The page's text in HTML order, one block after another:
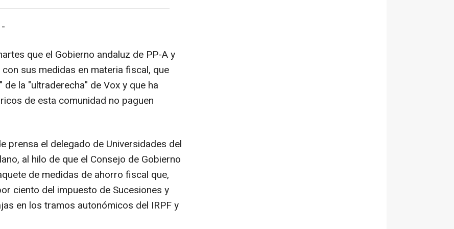
que el Gobierno andaluz de PP-A y
sus medidas en materia fiscal, que
la "ultraderecha" de Vox y que ha
de esta comunidad no paguen
prensa el delegado de Universidades del
al hilo de que el Consejo de Gobierno
de medidas de ahorro fiscal que,
ciento del impuesto de Sucesiones y
en los tramos autonómicos del IRPF y